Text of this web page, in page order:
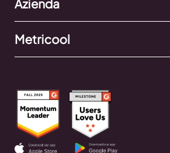
Azienda
Metricool